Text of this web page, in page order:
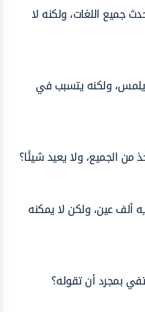
جميع اللغات، ولكنه لا
ولكنه يتسبب في
الجميع، ولا يعيد شيئًا؟
ألف عين، ولكن لا يمكنه
بمجرد أن تقوله؟